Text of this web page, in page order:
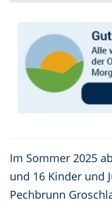
Im Sommer 2025
und 16 Kinder und
Pechbrunn